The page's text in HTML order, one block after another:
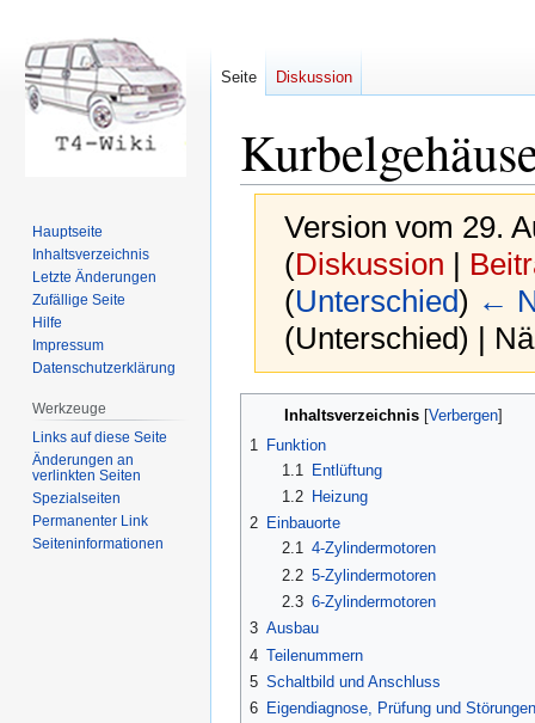
Version vom 29.
(Diskussion |
(Unterschied) ←
(Unterschied) |
Inhaltsverzeichnis
1
Funktion
1.1
Entlüftung
1.2
Heizung
2 Einbauorte
2.1 4-Zylindermotoren
2.2 5-Zylindermotoren
2.3 6-Zylindermotoren
3 Ausbau
4 Teilenummern
5 Schaltbild und Anschluss
6 Eigendiagnose, Prüfung und Störungen
Seite Diskussion
Hauptseite
Inhaltsverzeichnis
Letzte Änderungen
Zufällige Seite
Hilfe
Impressum
Datenschutzerklärung
Werkzeuge
Links auf diese Seite
Änderungen an
verlinkten Seiten
Spezialseiten
Permanenter Link
Seiten­informationen